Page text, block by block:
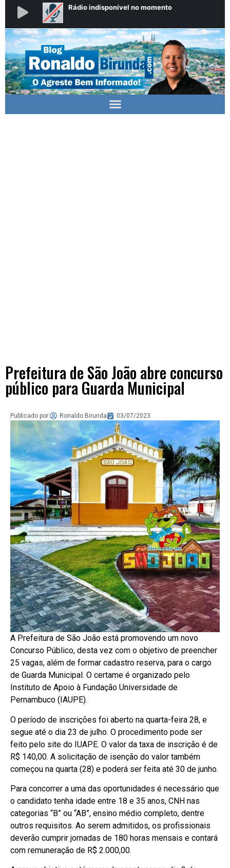
Prefeitura de São João abre concurso
público para Guarda Municipal
Publicado por: Ronaldo Birunda 03/07/2023
A Prefeitura de São João está promovendo um novo
Concurso Público, desta vez com o objetivo de preencher
25 vagas, além de formar cadastro reserva, para o cargo
de Guarda Municipal. O certame é organizado pelo
Instituto de Apoio à Fundação Universidade de
Pernambuco (IAUPE).
O período de inscrições foi aberto na quarta-feira 28, e
segue até o dia 23 de julho. O procedimento pode ser
feito pelo site do IUAPE. O valor da taxa de inscrição é de
R$ 140,00. A solicitação de isenção do valor também
começou na quarta (28) e poderá ser feita até 30 de junho.
Para concorrer a uma das oportunidades é necessário que
o candidato tenha idade entre 18 e 35 anos, CNH nas
categorias “B” ou “AB”, ensino médio completo, dentre
outros requisitos. Ao serem admitidos, os profissionais
deverão cumprir jornadas de 180 horas mensais e contará
com remuneração de R$ 2.000,00.